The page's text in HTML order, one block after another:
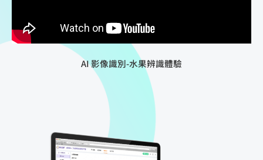
AI 影像識別-水果辨識體驗